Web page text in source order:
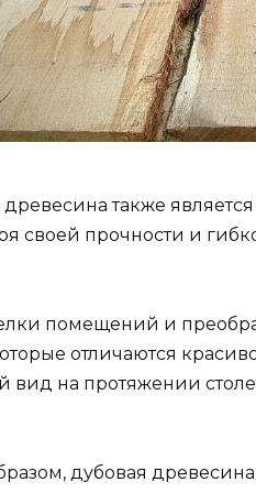
также
своей прочности и
помещений и
отличаются
вид на протяжении
дубовая